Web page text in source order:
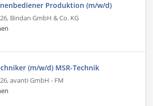
Produktion (m/w/d)
Bindan GmbH & Co. KG
(m/w/d) MSR-Technik
avanti GmbH - FM